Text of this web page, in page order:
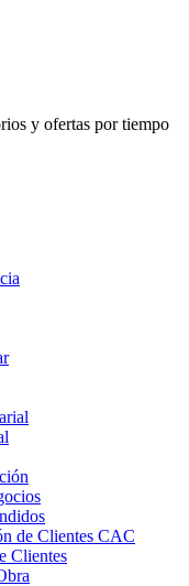
y ofertas por tiempo
de Clientes CAC
Clientes